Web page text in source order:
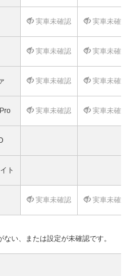
実車未確認 実車未確
実車未確認 実車未確
実車未確認 実車未確
実車未確認 実車未確
ト
実車未確認 実車未確
い、または設定が未確認です。